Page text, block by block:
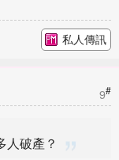
私人傳訊
9#
人破產？